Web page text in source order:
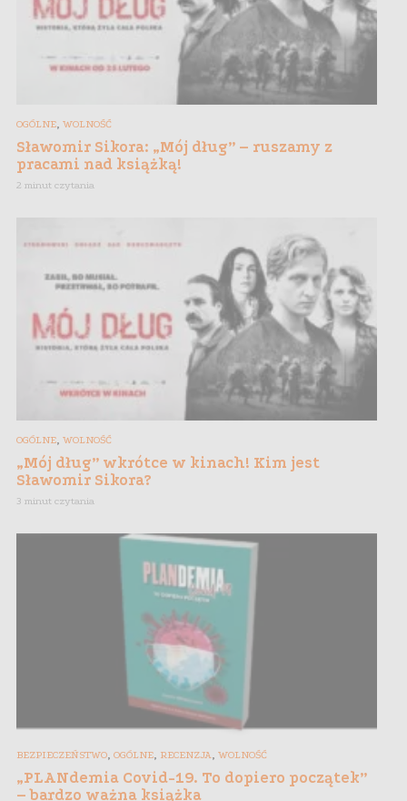
OGÓLNE, WOLNOŚĆ
Sławomir Sikora: „Mój dług” – ruszamy z
pracami nad książką!
2 minut czytania
OGÓLNE WOLNOŚĆ
„Mój dług” wkrótce w kinach! Kim jest
Sławomir Sikora?
3 minut czytania
BEZPIECZEŃSTWO, OGÓLNE, RECENZJA, WOLNOŚĆ
„PLANdemia Covid-19. To dopiero początek”
– bardzo ważna książka